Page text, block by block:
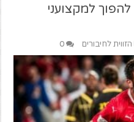
למקצועני
הזווית לחיבורים 0